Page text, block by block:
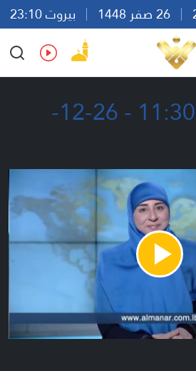
بيروت 23:10
Ar
En Fr Es
نشرة أخبار 11:30 - 26-12-
Play
Video